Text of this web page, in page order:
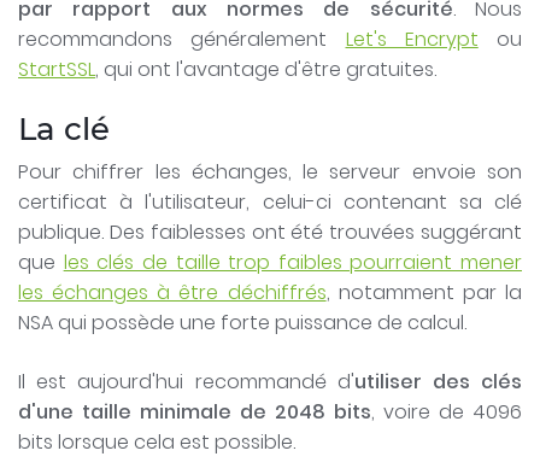
par rapport aux normes de sécurité. Nous
recommandons généralement Let's Encrypt ou
StartSSL, qui ont l'avantage d'être gratuites.
La clé
Pour chiffrer les échanges, le serveur envoie son
certificat à l'utilisateur, celui-ci contenant sa clé
publique. Des faiblesses ont été trouvées suggérant
que les clés de taille trop faibles pourraient mener
les échanges à être déchiffrés, notamment par la
NSA qui possède une forte puissance de calcul.
Il est aujourd'hui recommandé d'utiliser des clés
d'une taille minimale de 2048 bits, voire de 4096
bits lorsque cela est possible.